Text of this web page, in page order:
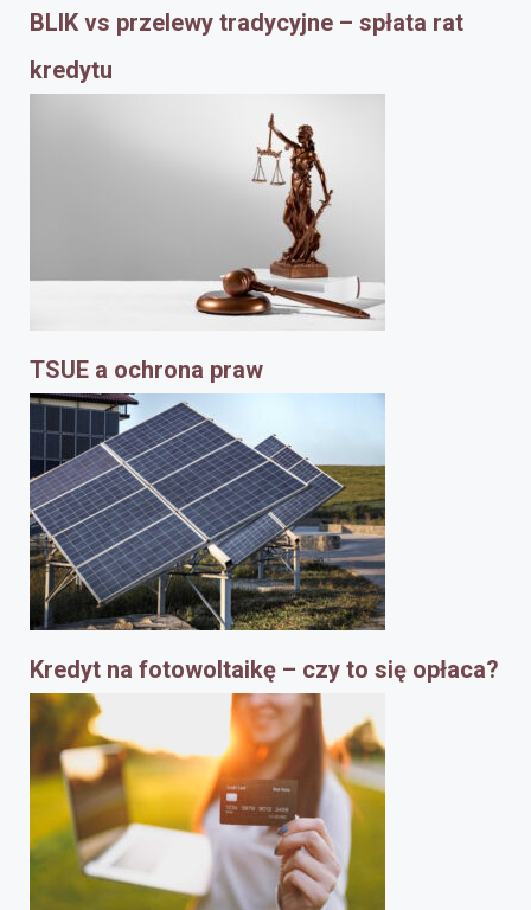
BLIK vs przelewy tradycyjne – spłata rat
kredytu
TSUE a ochrona praw
Kredyt na fotowoltaikę – czy to się opłaca?